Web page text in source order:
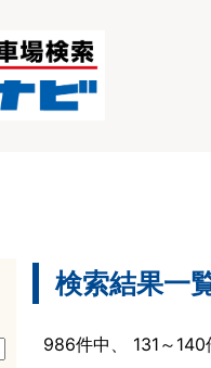
検索結果一
986件中、 131～